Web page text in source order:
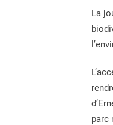
La
parc